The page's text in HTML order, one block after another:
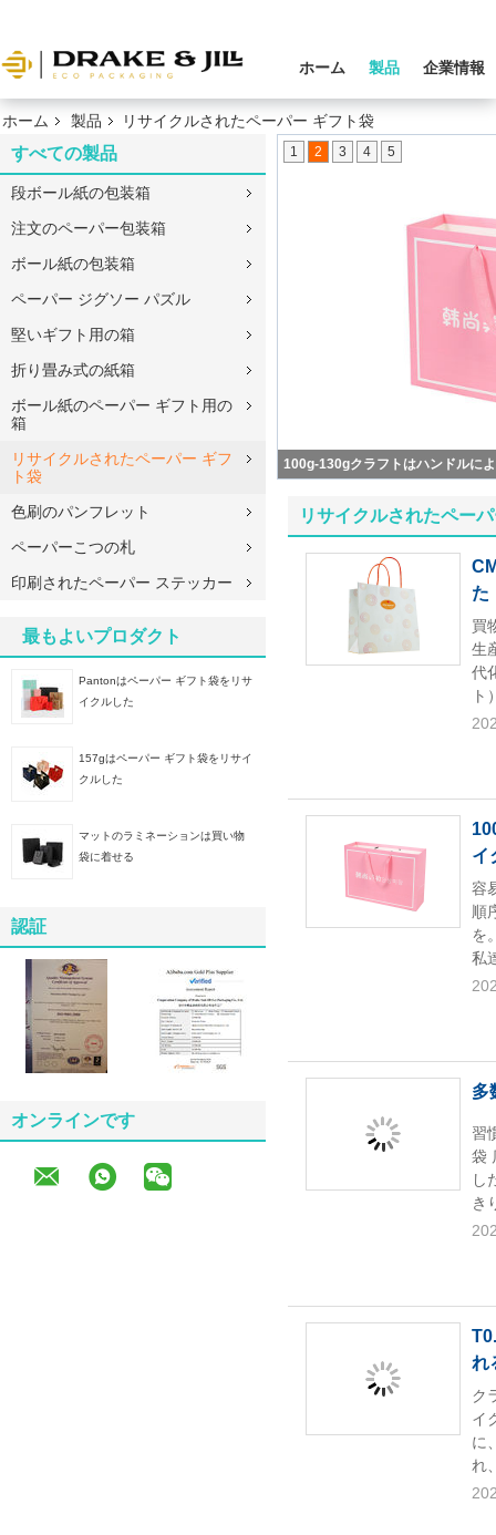
ホーム 製品 企業情報
ホーム 製品 リサイクルされたペーパー ギフト袋
すべての製品
段ボール紙の包装箱
注文のペーパー包装箱
ボール紙の包装箱
ペーパー ジグソー パズル
堅いギフト用の箱
折り畳み式の紙箱
ボール紙のペーパー ギフト用の
箱
リサイクルされたペーパー ギフ
ト袋
色刷のパンフレット
ペーパーこつの札
印刷されたペーパー ステッカー
最もよいプロダクト
Pantonはペーパー ギフト袋をリサ
イクルした
157gはペーパー ギフト袋をリサイ
クルした
マットのラミネーションは買い物
袋に着せる
認証
オンラインです
多数色の再使用可能な布の買
1 2 3 4 5
リサイクルされたペー
た
買
生
代
ト
イ
容
順
を
私
多
習
袋
し
き
れ
ク
イ
に
れ